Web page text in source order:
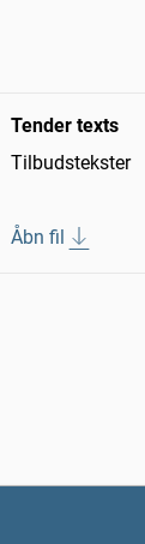
Tender texts
Tilbudstekster
Åbn fil